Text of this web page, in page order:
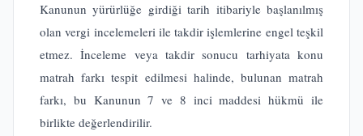
Kanunun yürürlüğe girdiği tarih itibariyle başlanılmış
olan vergi incelemeleri ile takdir işlemlerine engel teşkil
etmez. İnceleme veya takdir sonucu tarhiyata konu
matrah farkı tespit edilmesi halinde, bulunan matrah
farkı, bu Kanunun 7 ve 8 inci maddesi hükmü ile
birlikte değerlendirilir.